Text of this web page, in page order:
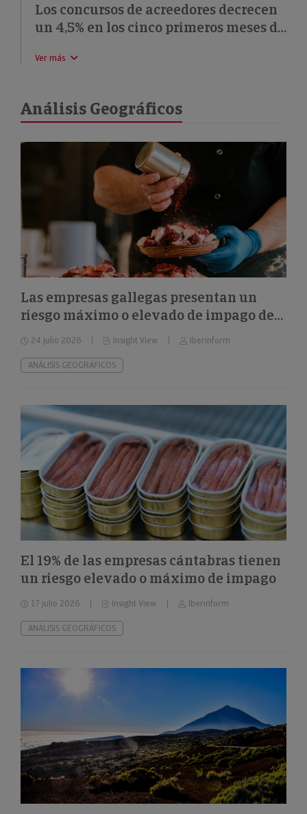
Los concursos de acreedores decrecen
un 4,5% en los cinco primeros meses de
Ver más
Análisis Geográficos
Las empresas gallegas presentan un
riesgo máximo o elevado de impago del
24%
24 julio 2026 Insight View Iberinform
ANÁLISIS GEOGRÁFICOS
El 19% de las empresas cántabras tienen
un riesgo elevado o máximo de impago
17 julio 2026 Insight View Iberinform
ANÁLISIS GEOGRÁFICOS